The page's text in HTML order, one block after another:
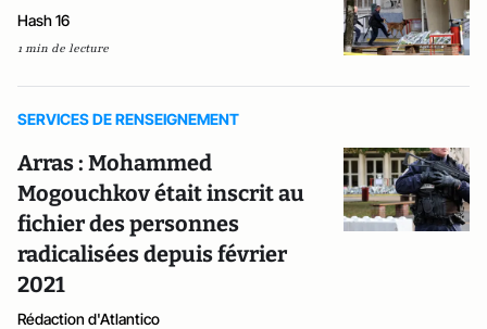
Hash 16
1 min de lecture
SERVICES DE RENSEIGNEMENT
Arras : Mohammed
Mogouchkov était inscrit au
fichier des personnes
radicalisées depuis février
2021
Rédaction d'Atlantico